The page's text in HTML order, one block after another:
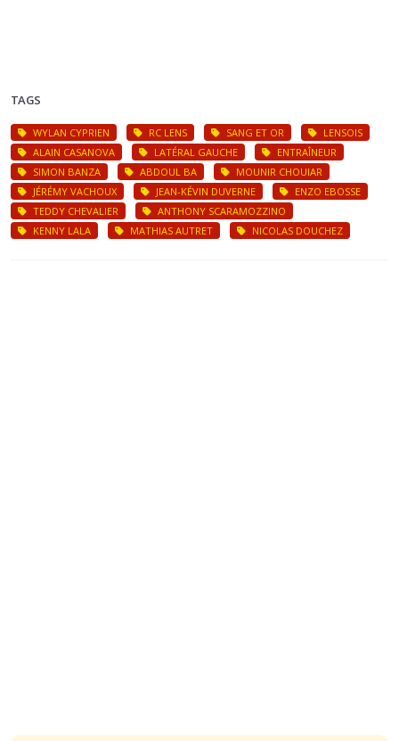
TAGS
WYLAN CYPRIEN RC LENS SANG ET OR
LENSOIS
ALAIN CASANOVA
LATÉRAL GAUCHE
ENTRAÎNEUR
SIMON BANZA
ABDOUL BA
MOUNIR CHOUIAR
JÉRÉMY VACHOUX
JEAN-KÉVIN DUVERNE
ENZO EBOSSE
TEDDY CHEVALIER
ANTHONY SCARAMOZZINO
KENNY LALA
MATHIAS AUTRET NICOLAS DOUCHEZ